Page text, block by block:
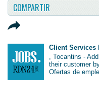
COMPARTIR
Client Services
, Tocantins -
their customer
Ofertas de